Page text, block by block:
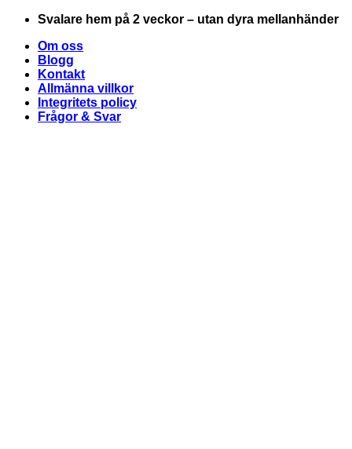
Skip
content
Svalare hem på 2 veckor – utan dyra mellanhänder
Om oss
Blogg
Kontakt
Allmänna villkor
Integritets policy
Frågor & Svar